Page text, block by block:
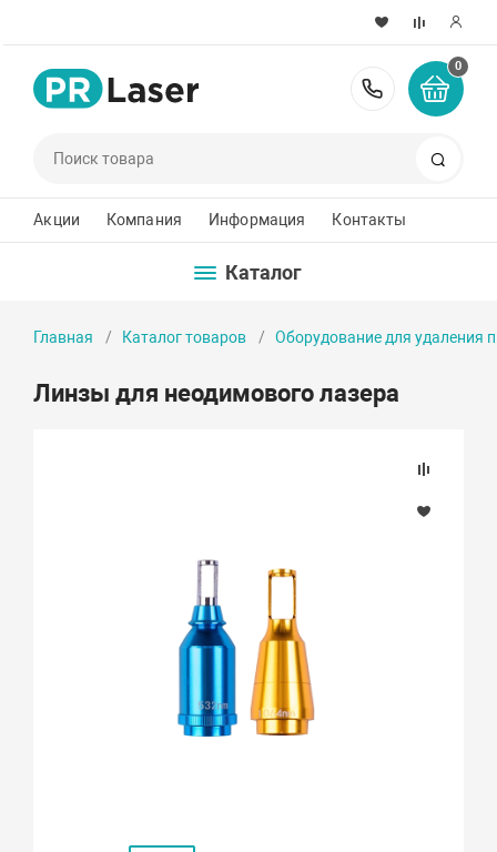
8 800
0
Акции Компания Информация Контакты
Каталог
Главная Каталог товаров Оборудование для удаления
Линзы для неодимового лазера